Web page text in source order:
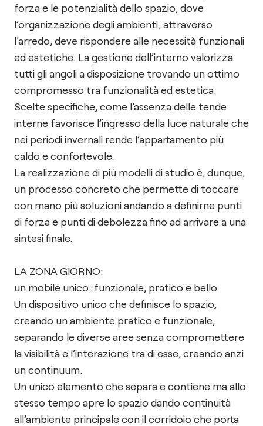
forza e le potenzialità dello spazio, dove
l’organizzazione degli ambienti, attraverso
l’arredo, deve rispondere alle necessità funzionali
ed estetiche. La gestione dell’interno valorizza
tutti gli angoli a disposizione trovando un ottimo
compromesso tra funzionalità ed estetica.
Scelte specifiche, come l’assenza delle tende
interne favorisce l’ingresso della luce naturale che
nei periodi invernali rende l’appartamento più
caldo e confortevole.
La realizzazione di più modelli di studio è, dunque,
un processo concreto che permette di toccare
con mano più soluzioni andando a definirne punti
di forza e punti di debolezza fino ad arrivare a una
sintesi finale.
LA ZONA GIORNO:
un mobile unico: funzionale, pratico e bello
Un dispositivo unico che definisce lo spazio,
creando un ambiente pratico e funzionale,
separando le diverse aree senza compromettere
la visibilità e l’interazione tra di esse, creando anzi
un continuum.
Un unico elemento che separa e contiene ma allo
stesso tempo apre lo spazio dando continuità
all’ambiente principale con il corridoio che porta